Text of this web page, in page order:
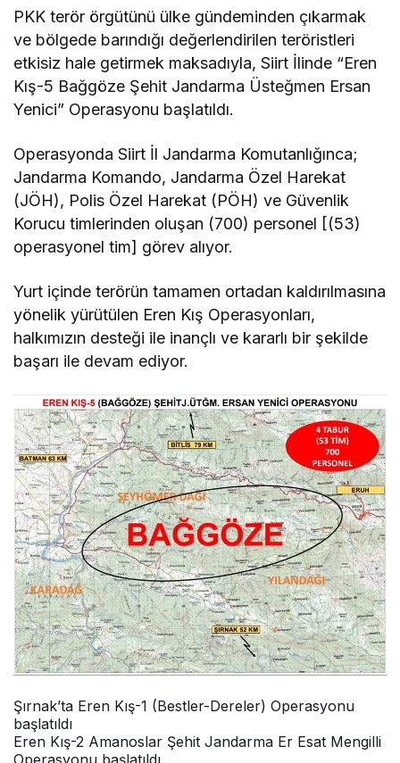
PKK terör örgütünü ülke gündeminden çıkarmak
ve bölgede barındığı değerlendirilen teröristleri
etkisiz hale getirmek maksadıyla, Siirt İlinde “Eren
Kış-5 Bağgöze Şehit Jandarma Üsteğmen Ersan
Yenici” Operasyonu başlatıldı.
Operasyonda Siirt İl Jandarma Komutanlığınca;
Jandarma Komando, Jandarma Özel Harekat
(JÖH), Polis Özel Harekat (PÖH) ve Güvenlik
Korucu timlerinden oluşan (700) personel [(53)
operasyonel tim] görev alıyor.
Yurt içinde terörün tamamen ortadan kaldırılmasına
yönelik yürütülen Eren Kış Operasyonları,
halkımızın desteği ile inançlı ve kararlı bir şekilde
başarı ile devam ediyor.
Şırnak’ta Eren Kış-1 (Bestler-Dereler) Operasyonu
başlatıldı
Eren Kış-2 Amanoslar Şehit Jandarma Er Esat Mengilli
Operasyonu başlatıldı